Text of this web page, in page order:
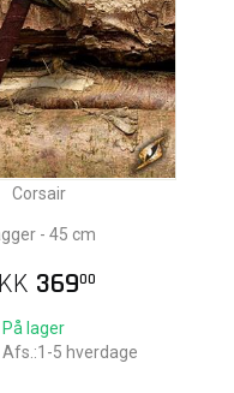
Corsair
- 45 cm
36900
På lager
Afs.:1-5 hverdage